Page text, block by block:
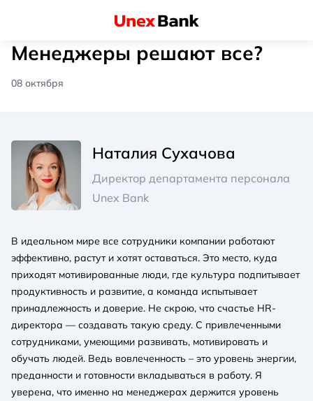
Менеджеры решают все?
08 октября
Наталия Сухачова
Директор департамента персонала
Unex Bank
В идеальном мире все сотрудники компании работают
эффективно, растут и хотят оставаться. Это место, куда
приходят мотивированные люди, где культура подпитывает
продуктивность и развитие, а команда испытывает
принадлежность и доверие. Не скрою, что счастье HR-
директора — создавать такую среду. С привлеченными
сотрудниками, умеющими развивать, мотивировать и
обучать людей. Ведь вовлеченность – это уровень энергии,
преданности и готовности вкладываться в работу. Я
уверена, что именно на менеджерах держится уровень